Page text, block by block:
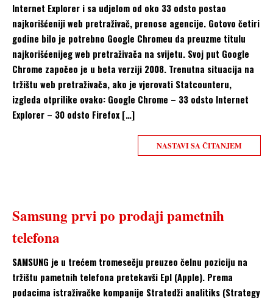
Internet Explorer i sa udjelom od oko 33 odsto postao
najkorišćeniji web pretraživač, prenose agencije. Gotovo četiri
godine bilo je potrebno Google Chromeu da preuzme titulu
najkorišćenijeg web pretraživača na svijetu. Svoj put Google
Chrome započeo je u beta verziji 2008. Trenutna situacija na
tržištu web pretraživača, ako je vjerovati Statcounteru,
izgleda otprilike ovako: Google Chrome – 33 odsto Internet
Explorer – 30 odsto Firefox […]
NASTAVI SA ČITANJEM
Samsung prvi po prodaji pametnih
telefona
SAMSUNG je u trećem tromesečju preuzeo čelnu poziciju na
tržištu pametnih telefona pretekavši Epl (Apple). Prema
podacima istraživačke kompanije Stratedži analitiks (Strategy